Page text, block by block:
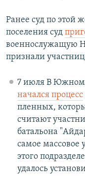
Ранее суд по этой
поселения суд
военнослужащую
признали
7 июля В Южном
начался процесс
пленных,
считают
батальона
самое массовое
этого
удалось